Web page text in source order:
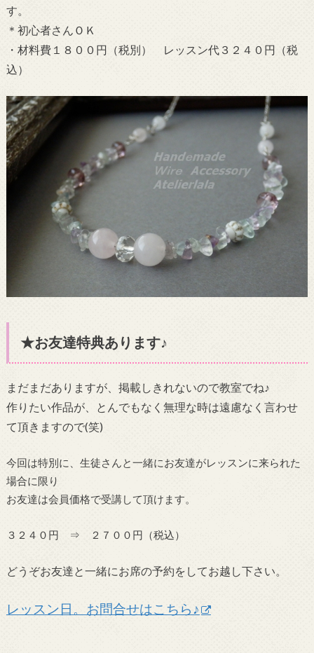
す。
＊初心者さんＯＫ
・材料費１８００円（税別） レッスン代３２４０円（税
込）
★お友達特典あります♪
まだまだありますが、掲載しきれないので教室でね♪
作りたい作品が、とんでもなく無理な時は遠慮なく言わせ
て頂きますので(笑)
今回は特別に、生徒さんと一緒にお友達がレッスンに来られた
場合に限り
お友達は会員価格で受講して頂けます。
３２４０円 ⇒ ２７００円（税込）
どうぞお友達と一緒にお席の予約をしてお越し下さい。
レッスン日。お問合せはこちら♪